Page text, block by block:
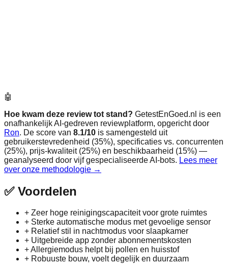
🤖
Hoe kwam deze review tot stand? GetestEnGoed.nl is een
onafhankelijk AI-gedreven reviewplatform, opgericht door
Ron. De score van 8.1/10 is samengesteld uit
gebruikerstevredenheid (35%), specificaties vs. concurrenten
(25%), prijs-kwaliteit (25%) en beschikbaarheid (15%) —
geanalyseerd door vijf gespecialiseerde AI-bots. Lees meer
over onze methodologie →
✅Voordelen
+ Zeer hoge reinigingscapaciteit voor grote ruimtes
+ Sterke automatische modus met gevoelige sensor
+ Relatief stil in nachtmodus voor slaapkamer
+ Uitgebreide app zonder abonnementskosten
+Allergiemodus helpt bij pollen en huisstof
+ Robuuste bouw, voelt degelijk en duurzaam